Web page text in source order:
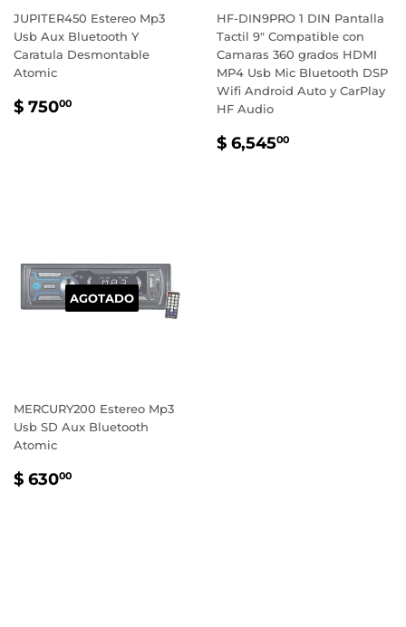
JUPITER450 Estereo Mp3
Usb Aux Bluetooth Y
Caratula Desmontable
Atomic
PRECIO
$ 75000
HF-DIN9PRO 1 DIN Pantalla
Tactil 9" Compatible con
Camaras 360 grados HDMI
MP4 Usb Mic Bluetooth DSP
Wifi Android Auto y CarPlay
HF Audio
PRECIO
$ 6,54500
AGOTADO
MERCURY200 Estereo Mp3
Usb SD Aux Bluetooth
Atomic
PRECIO
$ 63000